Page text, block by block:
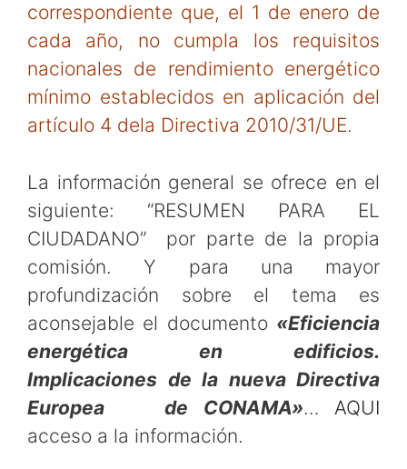
correspondiente que, el 1 de enero de
cada año, no cumpla los requisitos
nacionales de rendimiento energético
mínimo establecidos en aplicación del
artículo 4 dela Directiva 2010/31/UE.
La información general se ofrece en el
siguiente: “RESUMEN PARA EL
CIUDADANO”
por parte de la propia
comisión. Y para una mayor
profundización sobre el tema es
aconsejable el documento «Eficiencia
energética en edificios.
Implicaciones de la nueva Directiva
Europea de CONAMA»… AQUI
acceso a la información.